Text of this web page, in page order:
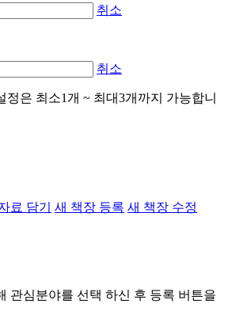
취소
취소
정은 최소1개 ~ 최대3개까지 가능합니
료 담기 새 책장 등록 새 책장 수정
관심분야를 선택 하신 후 등록 버튼을